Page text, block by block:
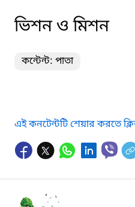
ভিশন ও মিশন
কন্টেন্ট: পাতা
এই কনটেন্টটি শেয়ার করতে